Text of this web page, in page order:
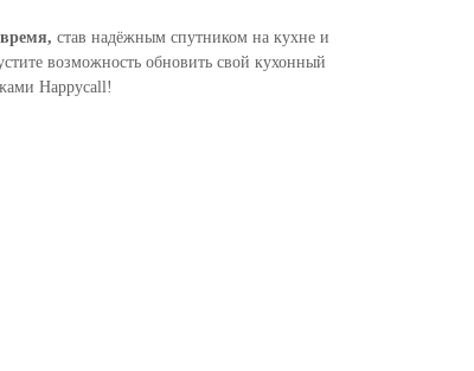
став надёжным спутником на кухне и
возможность обновить свой кухонный
Happycall!